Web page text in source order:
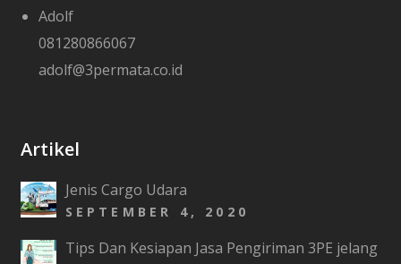
Adolf
081280866067
adolf@3permata.co.id
Artikel
Jenis Cargo Udara
SEPTEMBER 4, 2020
Tips Dan Kesiapan Jasa Pengiriman 3PE jelang